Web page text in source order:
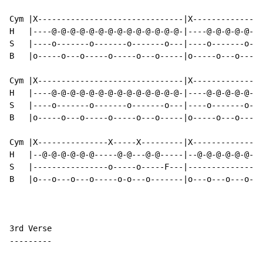
Cym |X-------------------------------
H   |----@-@-@-@-@-@-@-@-@-@-@-@-@-@-|----@-@-@-@-@-@-
S   |----o-------o-------o-------o---|----o-------
B   |o-----o---o-----o-----o---o-----|o-----o---
Cym |X-------------------------------
H   |----@-@-@-@-@-@-@-@-@-@-@-@-@-@-|----@-@-@-@-@-
S   |----o-------o-------o-------o---|----o-------
B   |o-----o---o-----o-----o---o-----|o-----o---
Cym |X---------------X-----X---------
H   |--@-@-@-@-@-@-----@-@---@-@-----|--@-@-@-@-
S   |----------------o-----o-----F---|----------------
B   |o---o---o---o-----o-o---o-------|o---o---o---
3rd Verse
---------